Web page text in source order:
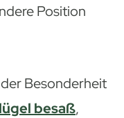
Position
Besonderheit
besaß,